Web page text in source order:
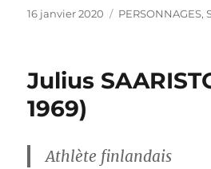
Publié
16 janvier 2020 Catégories
PERSONNAGES,
Julius
1969)
Athlète finlandais